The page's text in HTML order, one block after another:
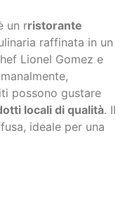
un rristorante
raffinata in un
Lionel Gomez e
possono gustare
locali di qualità. Il
ideale per una